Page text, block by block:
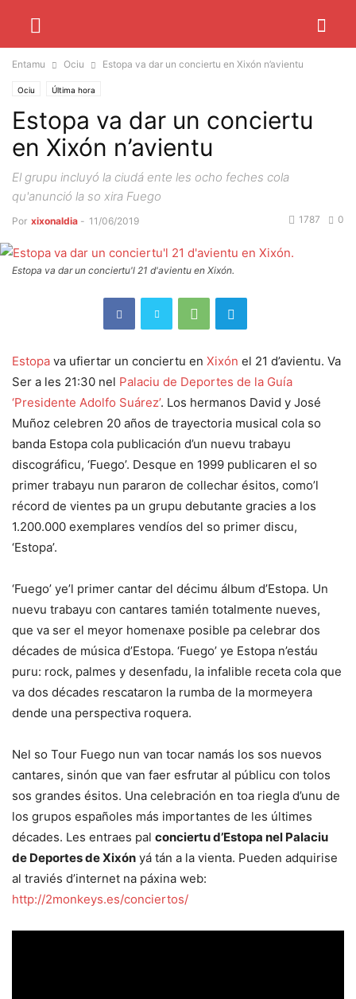
Entamu Ociu Estopa va dar un conciertu en Xixón n’avientu
Ociu Última hora
Estopa va dar un conciertu
en Xixón n’avientu
El grupu incluyó la ciudá ente les ocho feches cola
qu'anunció la so xira Fuego
Por xixonaldia - 11/06/2019 0
1787
Estopa va dar un conciertu'l 21 d'avientu en Xixón.
Estopa va ufiertar un conciertu en Xixón el 21 d’avientu. Va
Ser a les 21:30 nel Palaciu de Deportes de la Guía
‘Presidente Adolfo Suárez’. Los hermanos David y José
Muñoz celebren 20 años de trayectoria musical cola so
banda Estopa cola publicación d’un nuevu trabayu
discográficu, ‘Fuego’. Desque en 1999 publicaren el so
primer trabayu nun pararon de collechar ésitos, como’l
récord de vientes pa un grupu debutante gracies a los
1.200.000 exemplares vendíos del so primer discu,
‘Estopa’.
‘Fuego’ ye’l primer cantar del décimu álbum d’Estopa. Un
nuevu trabayu con cantares tamién totalmente nueves,
que va ser el meyor homenaxe posible pa celebrar dos
décades de música d’Estopa. ‘Fuego’ ye Estopa n’estáu
puru: rock, palmes y desenfadu, la infalible receta cola que
va dos décades rescataron la rumba de la mormeyera
dende una perspectiva roquera.
Nel so Tour Fuego nun van tocar namás los sos nuevos
cantares, sinón que van faer esfrutar al públicu con tolos
sos grandes ésitos. Una celebración en toa riegla d’unu de
los grupos españoles más importantes de les últimes
décades. Les entraes pal conciertu d’Estopa nel Palaciu
de Deportes de Xixón yá tán a la vienta. Pueden adquirise
al traviés d’internet na páxina web:
http://2monkeys.es/conciertos/